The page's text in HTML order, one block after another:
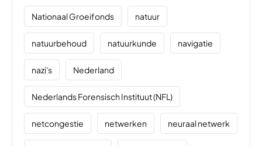
Nationaal Groeifonds natuur
natuurbehoud natuurkunde navigatie
nazi's Nederland
Nederlands Forensisch Instituut (NFL)
netcongestie netwerken neuraal netwerk